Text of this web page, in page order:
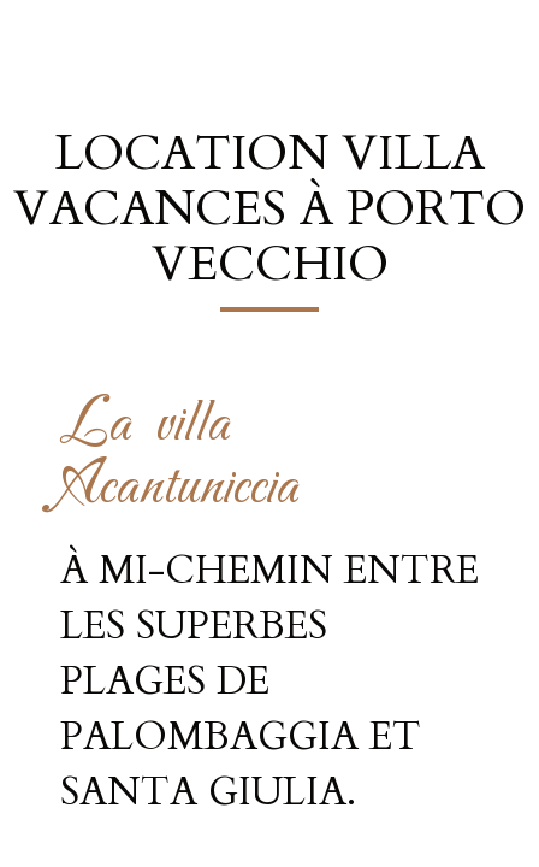
LOCATION VILLA
VACANCES À PORTO
VECCHIO
La villa
Acantuniccia
À MI-CHEMIN ENTRE
LES SUPERBES
PLAGES DE
PALOMBAGGIA ET
SANTA GIULIA.